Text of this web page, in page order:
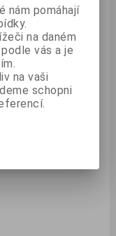
nám pomáhají
na daném
vás a je
na vaši
schopni